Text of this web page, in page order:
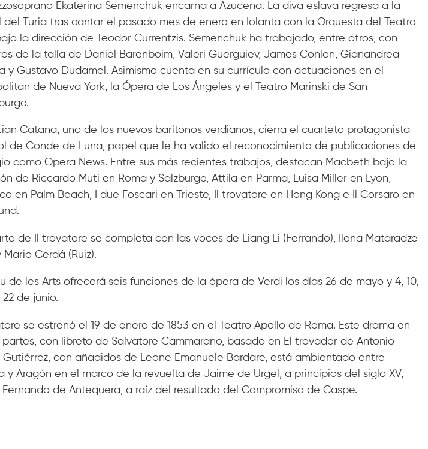
Ekaterina Semenchuk encarna a Azucena. La diva eslava regresa a la
del Turia tras cantar el pasado mes de enero en Iolanta con la Orquesta del Teatro
la dirección de Teodor Currentzis. Semenchuk ha trabajado, entre otros, con
de la talla de Daniel Barenboim, Valeri Guerguiev, James Conlon, Gianandrea
y Gustavo Dudamel. Asimismo cuenta en su currículo con actuaciones en el
de Nueva York, la Ópera de Los Ángeles y el Teatro Marinski de San
Catana, uno de los nuevos barítonos verdianos, cierra el cuarteto protagonista
de Conde de Luna, papel que le ha valido el reconocimiento de publicaciones de
como Opera News. Entre sus más recientes trabajos, destacan Macbeth bajo la
de Riccardo Muti en Roma y Salzburgo, Attila en Parma, Luisa Miller en Lyon,
en Palm Beach, I due Foscari en Trieste, Il trovatore en Hong Kong e Il Corsaro en
de Il trovatore se completa con las voces de Liang Li (Ferrando), Ilona Mataradze
Mario Cerdá (Ruiz).
de les Arts ofrecerá seis funciones de la ópera de Verdi los días 26 de mayo y 4, 10,
22 de junio.
se estrenó el 19 de enero de 1853 en el Teatro Apollo de Roma. Este drama en
con libreto de Salvatore Cammarano, basado en El trovador de Antonio
Gutiérrez, con añadidos de Leone Emanuele Bardare, está ambientado entre
y Aragón en el marco de la revuelta de Jaime de Urgel, a principios del siglo XV,
de Antequera, a raíz del resultado del Compromiso de Caspe.